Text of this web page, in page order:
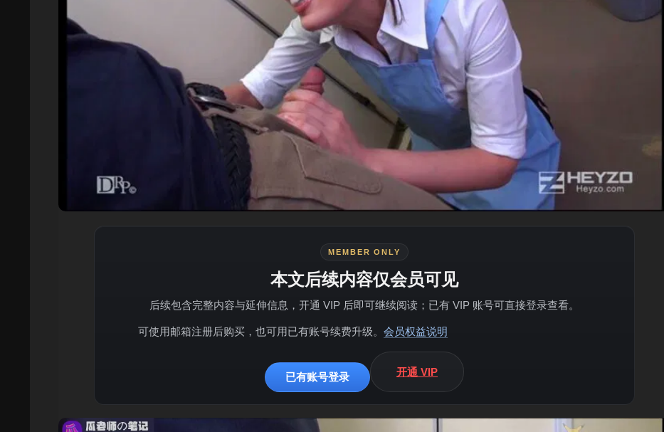
MEMBER ONLY
本文后续内容仅会员可见
后续包含完整内容与延伸信息，开通 VIP 后即可继续阅读；已有 VIP 账号可直接登录查看。
可使用邮箱注册后购买，也可用已有账号续费升级。 会员权益说明
已有账号登录 开通 VIP